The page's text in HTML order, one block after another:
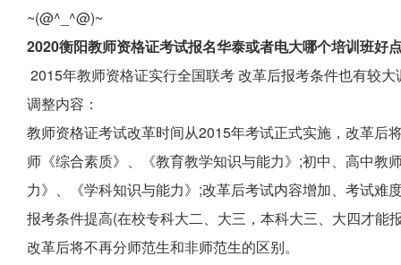
~(@^_^@)~
2020衡阳教师资格证考试报名华泰或者电大哪个培训班好
2015年教师资格证实行全国联考 改革后报考条件也有较大
调整内容：
教师资格证考试改革时间从2015年考试正式实施，改革后
师《综合素质》、《教育教学知识与能力》;初中、高中教
力》、《学科知识与能力》;改革后考试内容增加、考试难
报考条件提高(在校专科大二、大三，本科大三、大四才能
改革后将不再分师范生和非师范生的区别。